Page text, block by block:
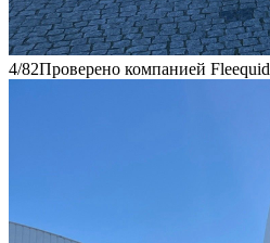
4/82Проверено компанией Fleequid